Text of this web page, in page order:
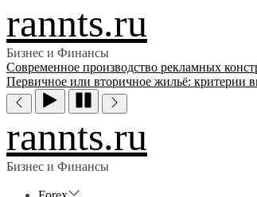
rannts.ru
Бизнес и Финансы
Современное производство рекламных
Первичное или вторичное жильё: критерии
rannts.ru
Бизнес и Финансы